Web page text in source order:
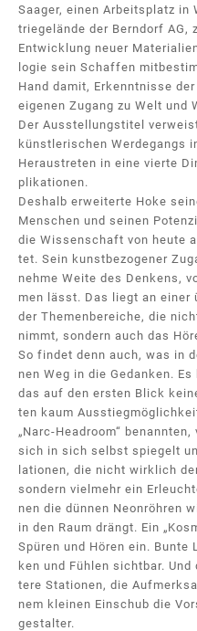
Saa­ger, ei­nen Ar­beits­platz
trie­ge­län­de der Bern­dorf AG,
Ent­wick­lung neu­er
lo­gie sein Schaf­fen
Hand da­mit, Er­kennt­nis­se
ei­ge­nen Zu­gang zu Welt und
Der Aus­stel­lungs­ti­tel
künst­le­ri­schen Wer­degangs
Her­aus­tre­ten in ei­ne vier­te
pli­ka­tio­nen.
Des­halb er­wei­ter­te Ho­ke
Men­schen und sei­nen
die Wis­sen­schaft von heu­te
tet. Sein kunst­be­zo­ge­ner
neh­me Wei­te des Den­kens,
men lässt. Das liegt an ei­ner
der The­men­be­rei­che, die
nimmt, son­dern auch das
So fin­det denn auch, was in
nen Weg in die Ge­dan­ken.
das auf den ers­ten Blick
ten kaum
„Nar­c-Headroom“
sich in sich selbst spie­gelt
la­tio­nen, die nicht wirk­lich
son­dern viel­mehr ein
nen die dün­nen Ne­on­röh­ren
in den Raum drängt. Ein
Spü­ren und Hö­ren ein.
ken und Füh­len sicht­bar.
te­re Sta­tio­nen, die
nem klei­nen Ein­schub die
ge­stal­ter.